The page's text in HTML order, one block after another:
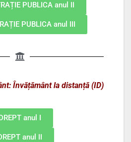
PUBLICA anul II
PUBLICA anul III
Învățământ la distanță (ID)
anul I
anul II